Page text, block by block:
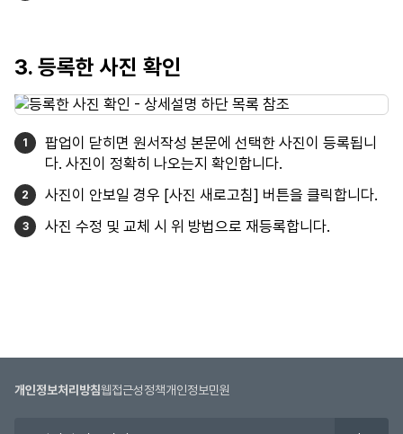
3. 등록한 사진 확인
팝업이 닫히면 원서작성 본문에 선택한 사진이 등록됩니
다. 사진이 정확히 나오는지 확인합니다.
사진이 안보일 경우 [사진 새로고침] 버튼을 클릭합니다.
사진 수정 및 교체 시 위 방법으로 재등록합니다.
개인정보처리방침웹접근성정책개인정보민원